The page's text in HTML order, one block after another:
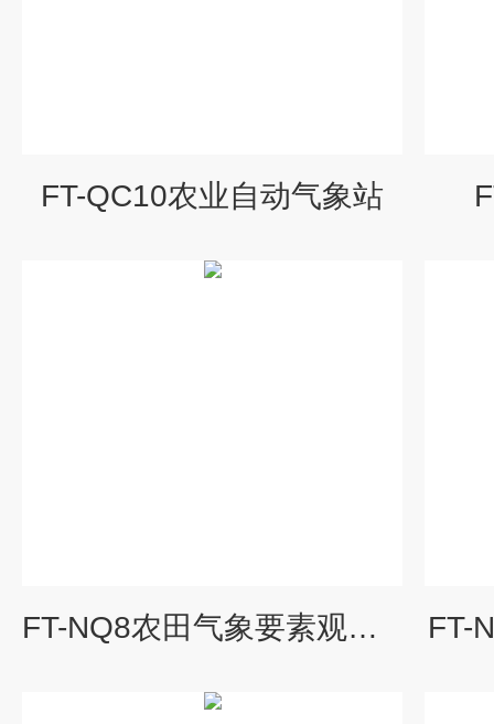
FT-QC10农业自动气象站
FT-NQ8农田气象要素观测仪价格 FT-